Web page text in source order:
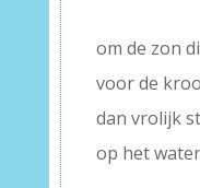
om de zon
voor de
dan vrolijk
op het water